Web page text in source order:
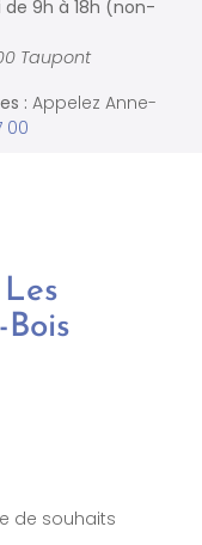
de 9h à 18h (non-
Taupont
: Appelez Anne-
00
de souhaits